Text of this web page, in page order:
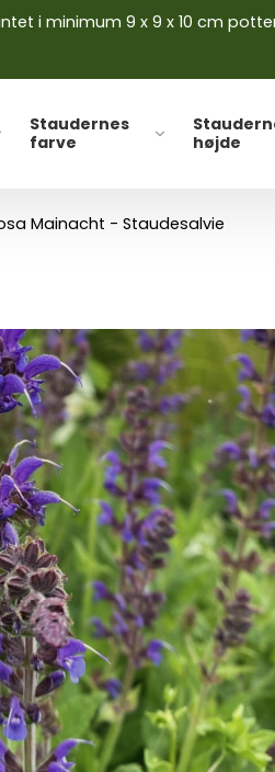
i minimum 9 x 9 x 10 cm
Staudernes
farve
højde
Mainacht - Staudesalvie